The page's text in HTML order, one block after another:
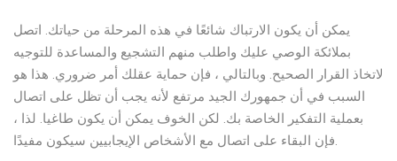
يمكن أن يكون الارتباك شائعًا في هذه المرحلة من حياتك. اتصل
بملائكة الوصي عليك واطلب منهم التشجيع والمساعدة للتوجيه
لاتخاذ القرار الصحيح. وبالتالي ، فإن حماية عقلك أمر ضروري. هذا هو
السبب في أن جمهورك الجيد مرتفع لأنه يجب أن تظل على اتصال
بعملية التفكير الخاصة بك. لكن الخوف يمكن أن يكون طاغيا. لذا ،
فإن البقاء على اتصال مع الأشخاص الإيجابيين سيكون مفيدًا.